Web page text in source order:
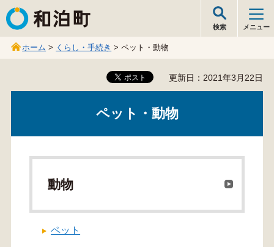
和泊町
検索 メニュー
ホーム > くらし・手続き > ペット・動物
更新日：2021年3月22日
ペット・動物
動物
ペット